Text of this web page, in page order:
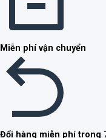
Miễn phí vận chuyển
Đổi hàng miễn phí trong